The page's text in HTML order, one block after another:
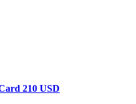
210 USD